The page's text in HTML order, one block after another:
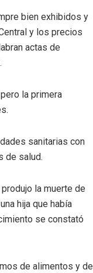
bien exhibidos y
y los precios
actas de
la primera
sanitarias con
de salud.
la muerte de
hija que había
se constató
de alimentos y de